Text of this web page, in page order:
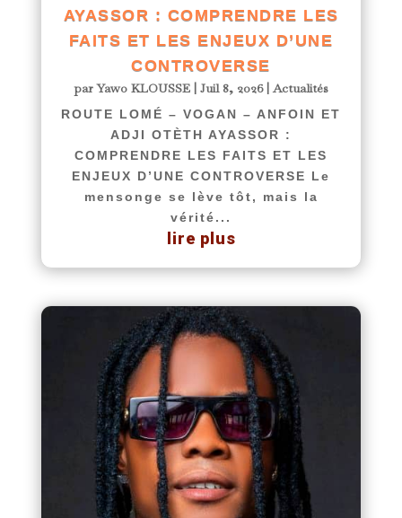
AYASSOR : COMPRENDRE LES
FAITS ET LES ENJEUX D’UNE
CONTROVERSE
parYawo KLOUSSE| Juil 8, 2026|Actualités
ROUTE LOMÉ – VOGAN – ANFOIN ET
ADJI OTÈTH AYASSOR :
COMPRENDRE LES FAITS ET LES
ENJEUX D’UNE CONTROVERSE Le
mensonge se lève tôt, mais la
vérité...
lire plus